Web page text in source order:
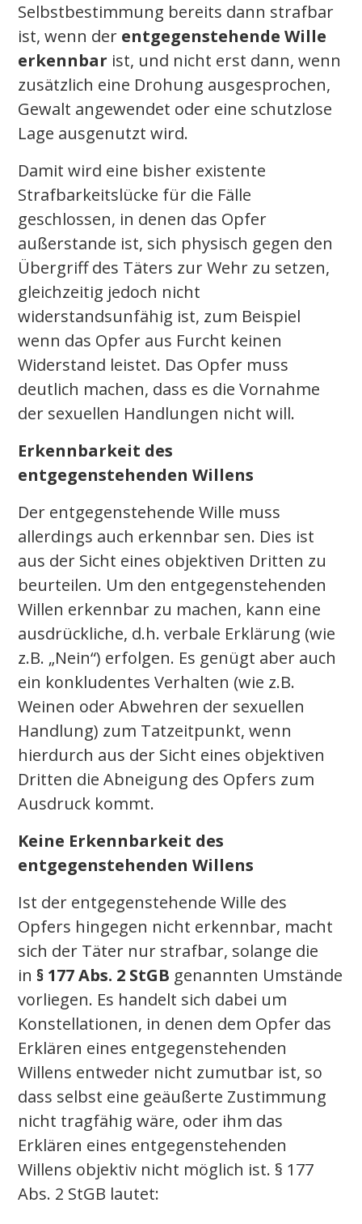
Selbstbestimmung bereits dann strafbar
ist, wenn der entgegenstehende Wille
erkennbar ist, und nicht erst dann, wenn
zusätzlich eine Drohung ausgesprochen,
Gewalt angewendet oder eine schutzlose
Lage ausgenutzt wird.
Damit wird eine bisher existente
Strafbarkeitslücke für die Fälle
geschlossen, in denen das Opfer
außerstande ist, sich physisch gegen den
Übergriff des Täters zur Wehr zu setzen,
gleichzeitig jedoch nicht
widerstandsunfähig ist, zum Beispiel
wenn das Opfer aus Furcht keinen
Widerstand leistet. Das Opfer muss
deutlich machen, dass es die Vornahme
der sexuellen Handlungen nicht will.
Erkennbarkeit des
entgegenstehenden Willens
Der entgegenstehende Wille muss
allerdings auch erkennbar sen. Dies ist
aus der Sicht eines objektiven Dritten zu
beurteilen. Um den entgegenstehenden
Willen erkennbar zu machen, kann eine
ausdrückliche, d.h. verbale Erklärung (wie
z.B. „Nein“) erfolgen. Es genügt aber auch
ein konkludentes Verhalten (wie z.B.
Weinen oder Abwehren der sexuellen
Handlung) zum Tatzeitpunkt, wenn
hierdurch aus der Sicht eines objektiven
Dritten die Abneigung des Opfers zum
Ausdruck kommt.
Keine Erkennbarkeit des
entgegenstehenden Willens
Ist der entgegenstehende Wille des
Opfers hingegen nicht erkennbar, macht
sich der Täter nur strafbar, solange die
in § 177 Abs. 2 StGB genannten Umstände
vorliegen. Es handelt sich dabei um
Konstellationen, in denen dem Opfer das
Erklären eines entgegenstehenden
Willens entweder nicht zumutbar ist, so
dass selbst eine geäußerte Zustimmung
nicht tragfähig wäre, oder ihm das
Erklären eines entgegenstehenden
Willens objektiv nicht möglich ist. § 177
Abs. 2 StGB lautet: